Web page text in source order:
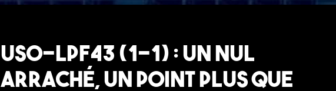
USO-LPF43 (1-1) : Un nul
arraché, un point plus que